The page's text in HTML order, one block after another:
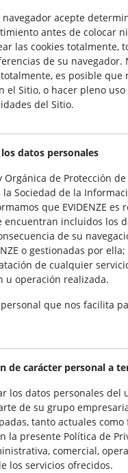
acepte
antes de colocar
las cookies totalmente,
de su navegador.
es posible que
el Sitio, o hacer pleno uso
del Sitio.
datos personales
de Protección de
la Sociedad de la
que EVIDENZE es
encuentran incluidos los
de su
o gestionadas por
de cualquier
u operación realizada.
que nos facilita
de carácter personal a
los datos personales del
de su grupo
tanto actuales
la presente Política de
comercial,
los servicios ofrecidos.